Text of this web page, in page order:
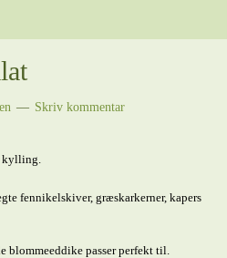
Skriv kommentar
kylling.
fennikelskiver, græskarkerner, kapers
blommeeddike passer perfekt til.